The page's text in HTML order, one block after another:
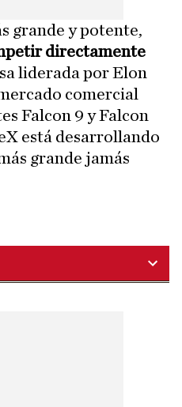
grande y potente,
directamente
liderada por Elon
comercial
Falcon 9 y Falcon
está desarrollando
grande jamás